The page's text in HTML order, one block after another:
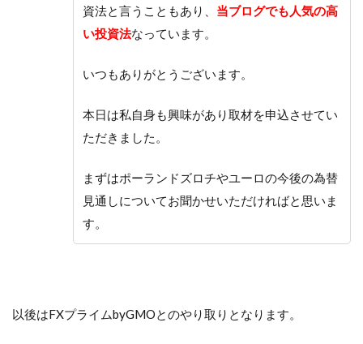
資法と言うこともあり、 当ブログでも人気の高
い投資法なっています。
いつもありがとうございます。
本日は私自身も興味があり取材を申込させてい
ただきました。
まずはポーランドズロチやユーロの今後の為替
見通しについてお聞かせいただければと思いま
す。
以後はFXプライムbyGMOとのやり取りとなります。